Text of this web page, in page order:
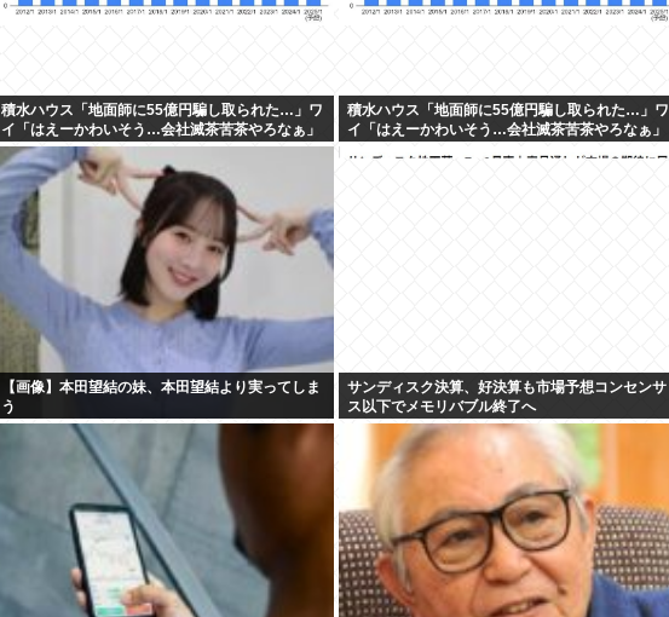
積水ハウス「地面師に55億円騙し取られた…」ワ
イ「はえーかわいそう…会社滅茶苦茶やろなぁ」
積水ハウス「地面師に55億円騙し取られた…」ワ
イ「はえーかわいそう…会社滅茶苦茶やろなぁ」
【画像】本田望結の妹、本田望結より実ってしま
う
サンディスク決算、好決算も市場予想コンセンサ
ス以下でメモリバブル終了へ